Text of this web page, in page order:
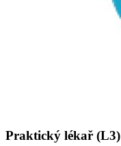
Praktický lékař (L3)